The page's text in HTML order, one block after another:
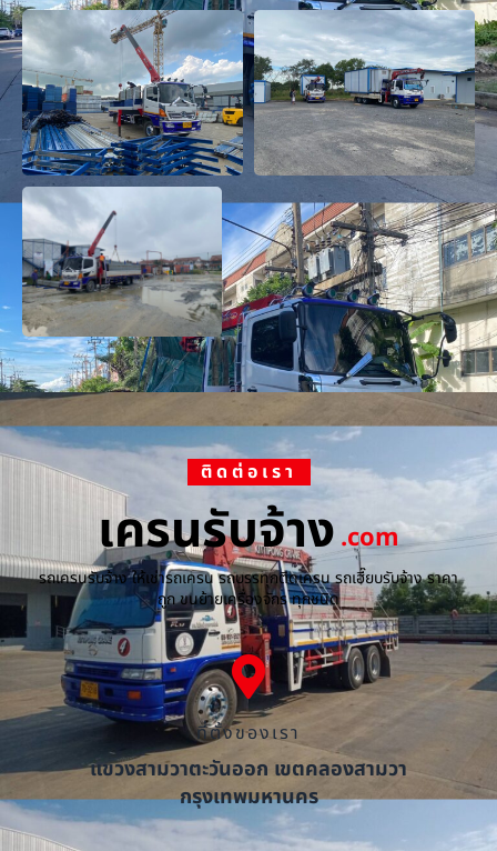
ติดต่อเรา
เครนรับจ้าง.com
รถเครนรับจ้าง ให้เช่ารถเครน รถบรรทุกติดเครน รถเฮี๊ยบรับจ้าง ราคา
ถูก ขนย้ายเครื่องจักร ทุกชนิด
ที่ตั้งของเรา
แขวงสามวาตะวันออก เขตคลองสามวา
กรุงเทพมหานคร